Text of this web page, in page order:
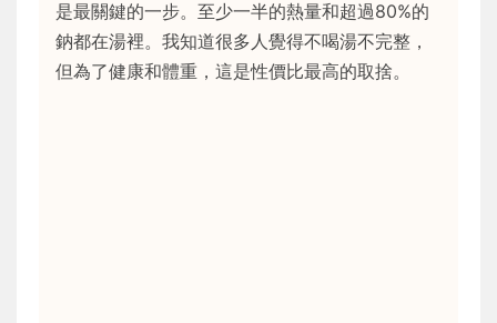
是最關鍵的一步。至少一半的熱量和超過80%的
鈉都在湯裡。我知道很多人覺得不喝湯不完整，
但為了健康和體重，這是性價比最高的取捨。